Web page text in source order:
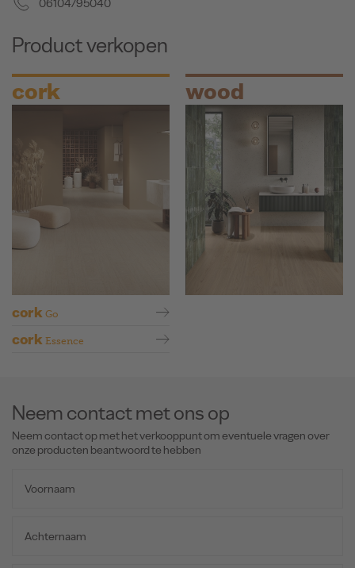
06104/95040
Product verkopen
cork
cork Go
cork Essence
wood
Neem contact met ons op
Neem contact op met het verkooppunt om eventuele vragen over
onze producten beantwoord te hebben